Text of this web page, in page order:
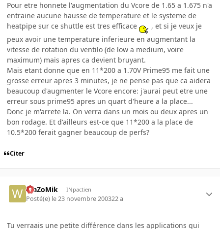
Pour etre honnete l'augmentation du Vcore de 1.65 a 1.675 n'a
entraine aucune hausse de temperature et le systeme de
heatpipe sur ce shuttle est tres efficace
, et si je veux je
peux avoir une temperature inferieure en augmentant la
vitesse de rotation du ventilo (de low a medium, voire
maximum) mais apres ca devient bruyant.
Mais etant donne que en 11*200 a 1.70V Prime95 me fait une
grosse erreur apres 3 minutes, je ne pense pas que ca aidera
beaucoup d'augmenter le Vcore encore: j'aurai peut etre une
erreur sous prime95 apres un quart d'heure a la place...
Donc je m'arrete la. On verra dans un mois ou deux apres un
bon rodage. Et d'ailleurs est-ce que 11*200 a la place de
10.5*200 ferait gagner beaucoup de perfs?
Citer
WaZoMik INpactien
Posté(e) le 23 novembre 200322 a
Tu verraais une petite différence dans les applications qui